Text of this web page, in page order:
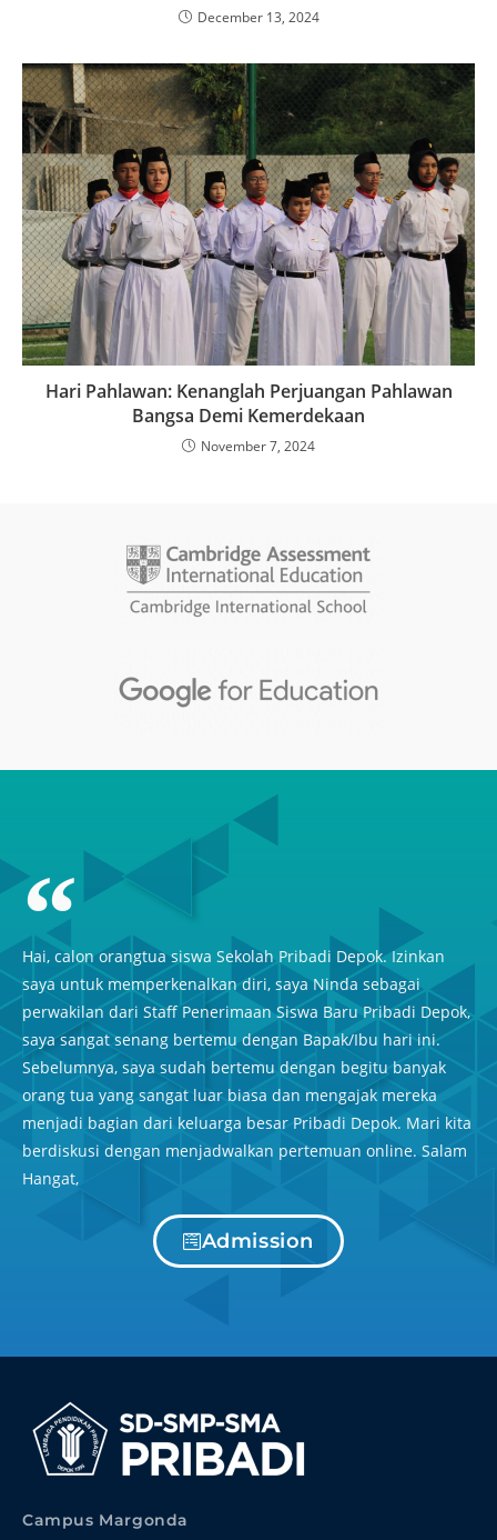
December 13, 2024
Hari Pahlawan: Kenanglah Perjuangan Pahlawan
Bangsa Demi Kemerdekaan
November 7, 2024
Hai, calon orangtua siswa Sekolah Pribadi Depok. Izinkan
saya untuk memperkenalkan diri, saya Ninda sebagai
perwakilan dari Staff Penerimaan Siswa Baru Pribadi Depok,
saya sangat senang bertemu dengan Bapak/Ibu hari ini.
Sebelumnya, saya sudah bertemu dengan begitu banyak
orang tua yang sangat luar biasa dan mengajak mereka
menjadi bagian dari keluarga besar Pribadi Depok. Mari kita
berdiskusi dengan menjadwalkan pertemuan online. Salam
Hangat,
Admission
Campus Margonda